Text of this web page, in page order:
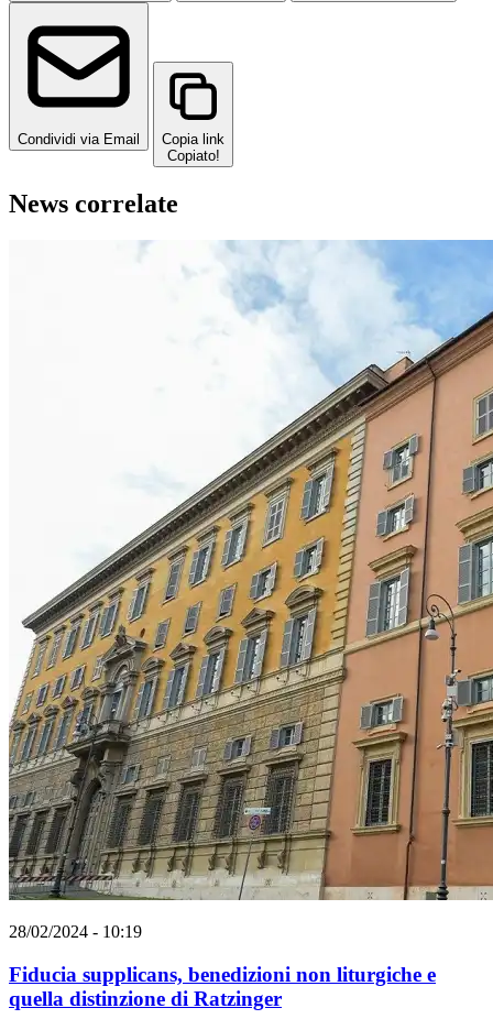
Condividi via Email
Copia link
Copiato!
News correlate
28/02/2024 - 10:19
Fiducia supplicans, benedizioni non liturgiche e
quella distinzione di Ratzinger